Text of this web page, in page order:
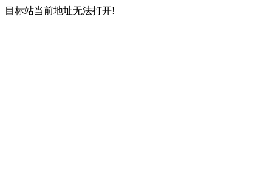
目标站当前地址无法打开!